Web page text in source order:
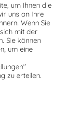
um Ihnen die
uns an Ihre
Wenn Sie
mit der
Sie können
um eine
zu erteilen.